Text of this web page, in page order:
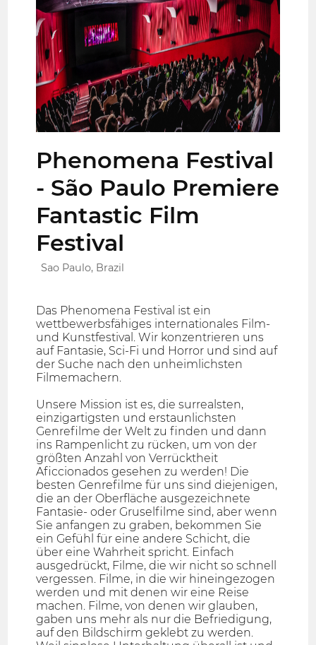
Phenomena Festival
- São Paulo Premiere
Fantastic Film
Festival
Sao Paulo, Brazil
Das Phenomena Festival ist ein
wettbewerbsfähiges internationales Film-
und Kunstfestival. Wir konzentrieren uns
auf Fantasie, Sci-Fi und Horror und sind auf
der Suche nach den unheimlichsten
Filmemachern.
Unsere Mission ist es, die surrealsten,
einzigartigsten und erstaunlichsten
Genrefilme der Welt zu finden und dann
ins Rampenlicht zu rücken, um von der
größten Anzahl von Verrücktheit
Aficcionados gesehen zu werden! Die
besten Genrefilme für uns sind diejenigen,
die an der Oberfläche ausgezeichnete
Fantasie- oder Gruselfilme sind, aber wenn
Sie anfangen zu graben, bekommen Sie
ein Gefühl für eine andere Schicht, die
über eine Wahrheit spricht. Einfach
ausgedrückt, Filme, die wir nicht so schnell
vergessen. Filme, in die wir hineingezogen
werden und mit denen wir eine Reise
machen. Filme, von denen wir glauben,
gaben uns mehr als nur die Befriedigung,
auf den Bildschirm geklebt zu werden.